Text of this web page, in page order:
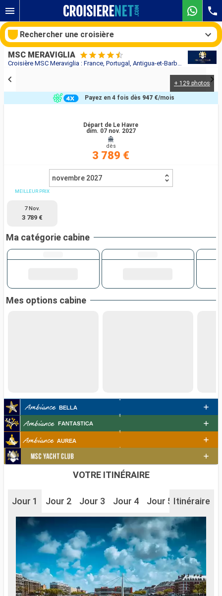
Croisière MSC Meraviglia : France, Portugal, Antigua-et-Barbuda, Saint Vincent-et-les-Grenadines, Barbade, Martinique, Guadeloupe au départ de Le Havre
MSC MERAVIGLIA
+ 129 photos
Départ de Le Havre
dim. 07 nov. 2027
dès
3 789 €
Payez en 4 fois dès 947 €/mois
novembre 2027
MEILLEUR PRIX
7 Nov.
3 789 €
Ma catégorie cabine
Mes options cabine
VOTRE ITINÉRAIRE
Jour 1 Jour 2 Jour 3 Jour 4 Jour 5 Jour 6
Itinéraire
Rechercher une croisière
Compagnies
Rechercher